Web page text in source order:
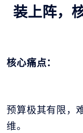
装上阵，
核心痛点：
预算极其有限，
维。